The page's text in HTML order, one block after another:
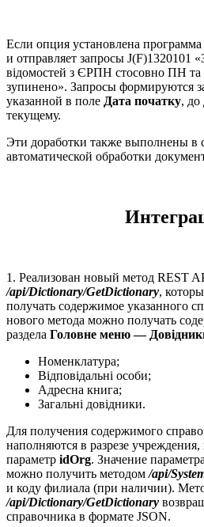
Если опция установлена
и отправляет запросы J(F)1320101
відомостей з ЄРПН стосовно ПН та
зупинено». Запросы формируются
указанной в поле Дата початку,
текущему.
Эти доработки также выполнены в
автоматической обработки
1. Реализован новый метод REST
/api/Dictionary/GetDictionary,
получать содержимое указанного
нового метода можно получать
раздела Головне меню —
Номенклатура;
Відповідальні особи;
Адресна книга;
Загальні довідники.
Для получения содержимого
наполняются в разрезе учреждения,
параметр idOrg. Значение параметра
можно получить методом/api/
и коду филиала (при наличии).
/api/Dictionary/GetDictionary
справочника в формате JSON.